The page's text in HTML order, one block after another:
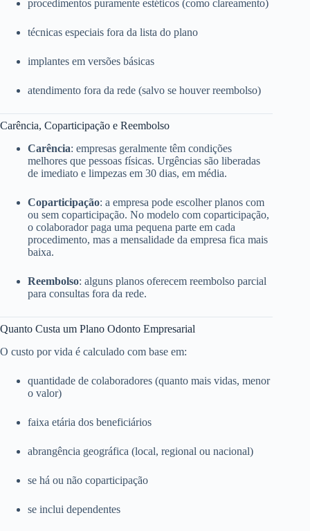
procedimentos puramente estéticos (como clareamento)
técnicas especiais fora da lista do plano
implantes em versões básicas
atendimento fora da rede (salvo se houver reembolso)
Carência, Coparticipação e Reembolso
Carência: empresas geralmente têm condições
melhores que pessoas físicas. Urgências são liberadas
de imediato e limpezas em 30 dias, em média.
Coparticipação: a empresa pode escolher planos com
ou sem coparticipação. No modelo com coparticipação,
o colaborador paga uma pequena parte em cada
procedimento, mas a mensalidade da empresa fica mais
baixa.
Reembolso: alguns planos oferecem reembolso parcial
para consultas fora da rede.
Quanto Custa um Plano Odonto Empresarial
O custo por vida é calculado com base em:
quantidade de colaboradores (quanto mais vidas, menor
o valor)
faixa etária dos beneficiários
abrangência geográfica (local, regional ou nacional)
se há ou não coparticipação
se inclui dependentes